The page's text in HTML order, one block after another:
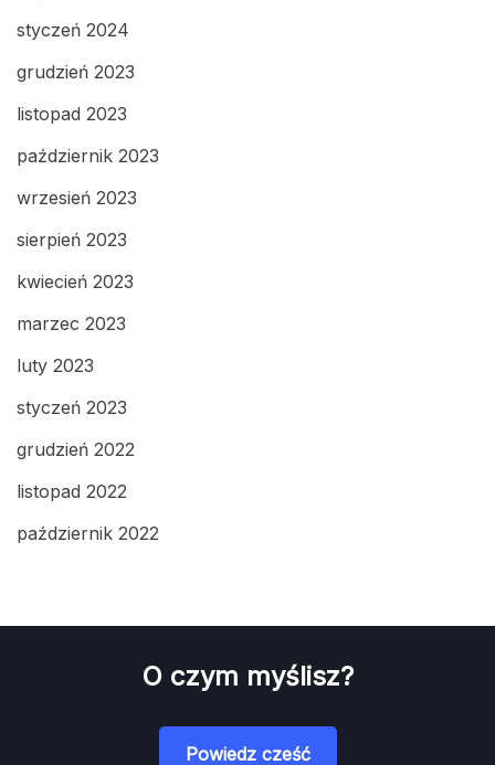
styczeń 2024
grudzień 2023
listopad 2023
październik 2023
wrzesień 2023
sierpień 2023
kwiecień 2023
marzec 2023
luty 2023
styczeń 2023
grudzień 2022
listopad 2022
październik 2022
O czym myślisz?
Powiedz cześć